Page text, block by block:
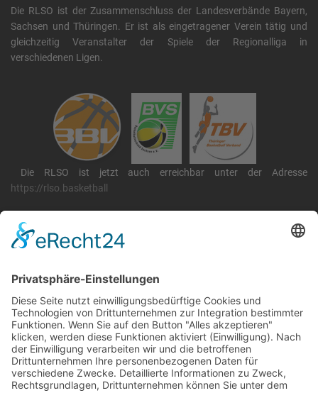
Die RLSO ist der Zusammenschluss der Landesverbände Bayern,
Sachsen und Thüringen. Er ist als eingetragener Verein tätig und
gleichzeitig Veranstalter der Spiele der Regionalliga in
verschiedenen Ligen.
Die RLSO ist jetzt auch erreichbar unter der Adresse
https://rlso.basketball
RLSO Minikalender
August 2026